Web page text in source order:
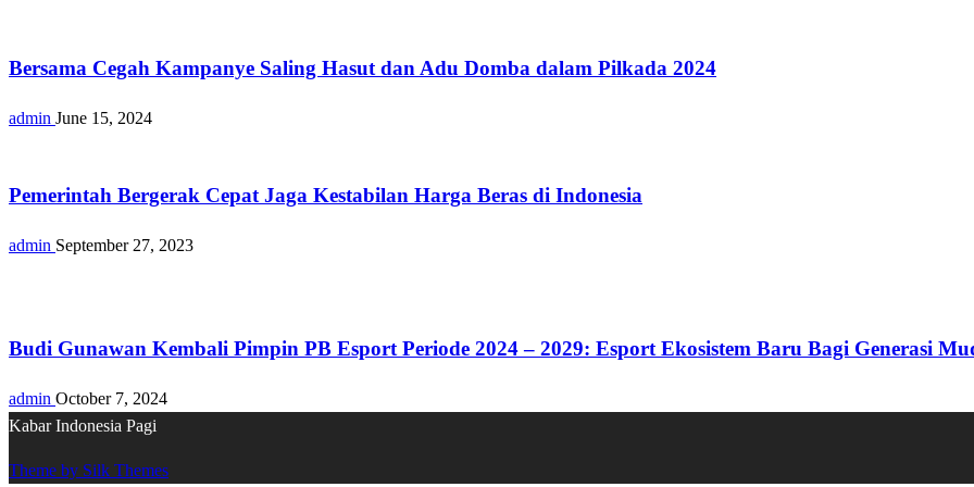
Bersama Cegah Kampanye Saling Hasut dan Adu Domba dalam Pilkada 2024
admin June 15, 2024
Pemerintah Bergerak Cepat Jaga Kestabilan Harga Beras di Indonesia
admin September 27, 2023
Budi Gunawan Kembali Pimpin PB Esport Periode 2024 – 2029: Esport Ekosistem Baru Bagi Generasi
admin October 7, 2024
Kabar Indonesia Pagi
Theme by Silk Themes